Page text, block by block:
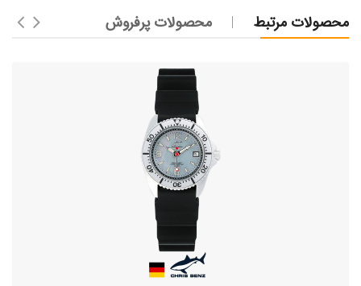
محصولات مرتبط محصولات پرفروش